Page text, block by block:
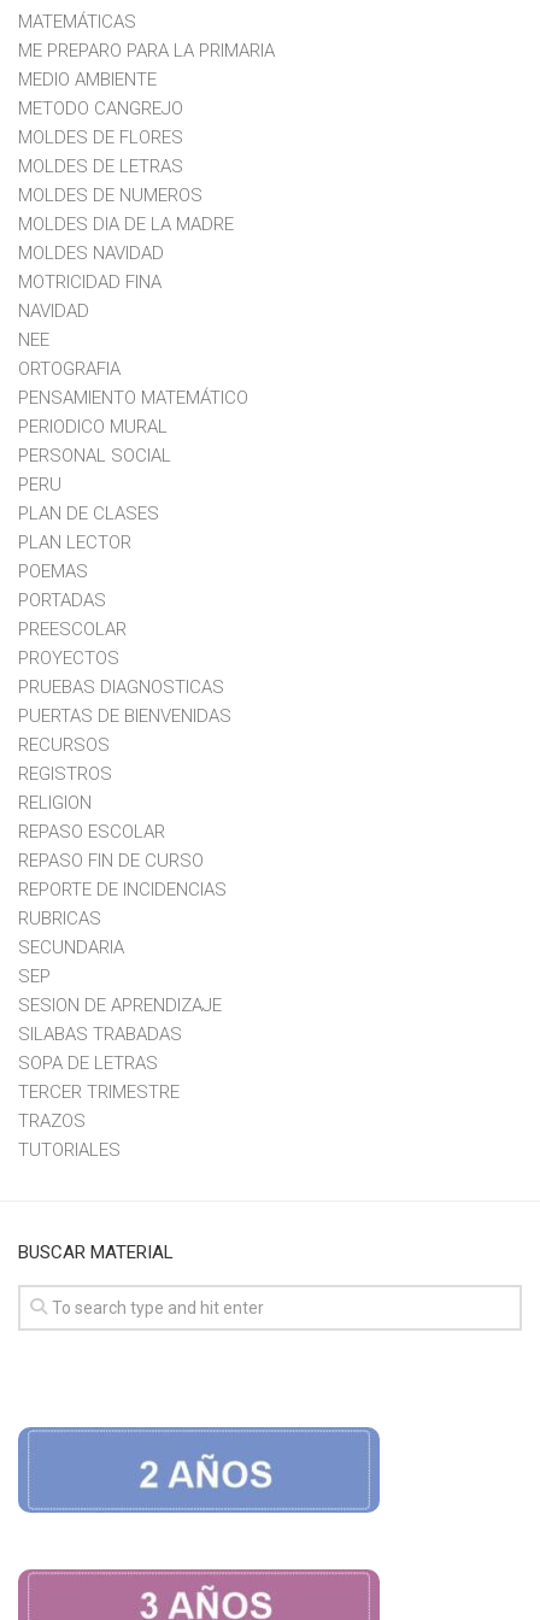
MATEMÁTICAS
ME PREPARO PARA LA PRIMARIA
MEDIO AMBIENTE
METODO CANGREJO
MOLDES DE FLORES
MOLDES DE LETRAS
MOLDES DE NUMEROS
MOLDES DIA DE LA MADRE
MOLDES NAVIDAD
MOTRICIDAD FINA
NAVIDAD
NEE
ORTOGRAFIA
PENSAMIENTO MATEMÁTICO
PERIODICO MURAL
PERSONAL SOCIAL
PERU
PLAN DE CLASES
PLAN LECTOR
POEMAS
PORTADAS
PREESCOLAR
PROYECTOS
PRUEBAS DIAGNOSTICAS
PUERTAS DE BIENVENIDAS
RECURSOS
REGISTROS
RELIGION
REPASO ESCOLAR
REPASO FIN DE CURSO
REPORTE DE INCIDENCIAS
RUBRICAS
SECUNDARIA
SEP
SESION DE APRENDIZAJE
SILABAS TRABADAS
SOPA DE LETRAS
TERCER TRIMESTRE
TRAZOS
TUTORIALES
BUSCAR MATERIAL